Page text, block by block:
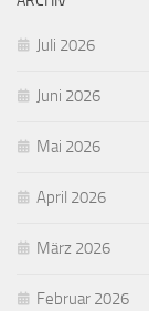
Juli 2026
Juni 2026
Mai 2026
April 2026
März 2026
Februar 2026